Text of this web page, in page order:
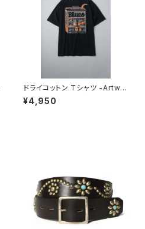
ドライコットン Tシャツ -Artwor
k by JACK-O’ ART WORKS
-
¥4,950